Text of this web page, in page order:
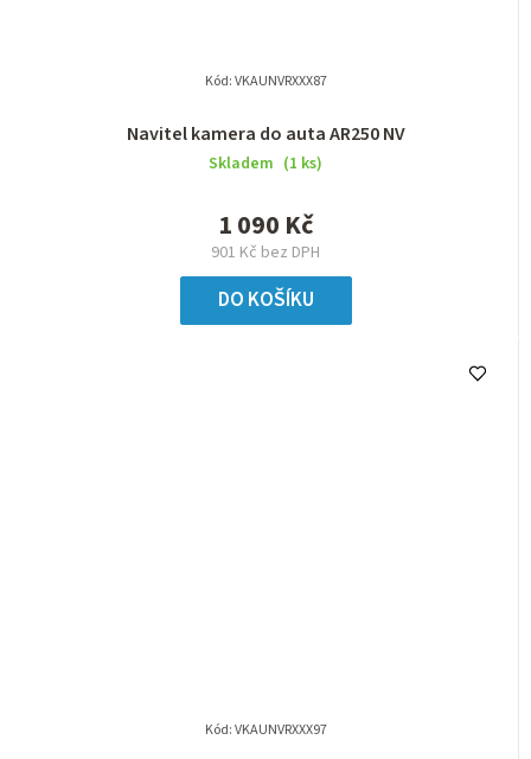
Navitel kamera do auta AR250 NV
Skladem (1 ks)
901 Kč bez DPH
1 090 Kč
DO KOŠÍKU
Kód:VKAUNVRXXX87
Kód:VKAUNVRXXX97